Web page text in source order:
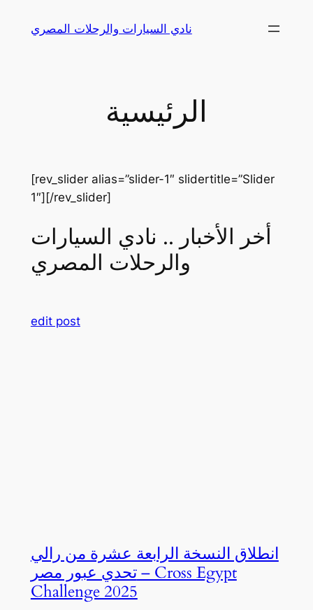
نادي السيارات والرحلات المصري
الرئيسية
[rev_slider alias=”slider-1″ slidertitle=”Slider
1″][/rev_slider]
أخر الأخبار .. نادي السيارات
والرحلات المصري
edit post
انطلاق النسخة الرابعة عشرة من رالي
تحدي عبور مصر – Cross Egypt
Challenge 2025